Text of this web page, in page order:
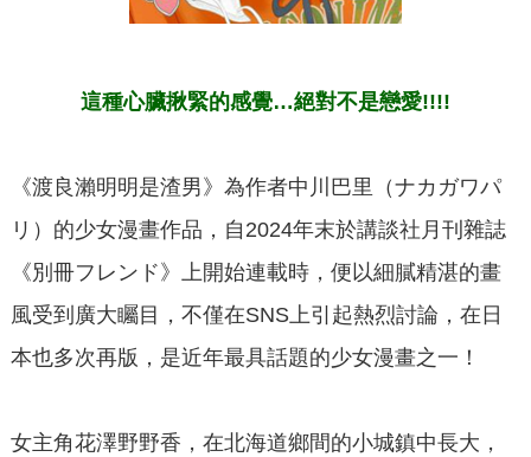
這種心臟揪緊的感覺…絕對不是戀愛!!!!
《渡良瀨明明是渣男》為作者中川巴里（ナカガワパ
リ）的少女漫畫作品，自2024年末於講談社月刊雜誌
《別冊フレンド》上開始連載時，便以細膩精湛的畫
風受到廣大矚目，不僅在SNS上引起熱烈討論，在日
本也多次再版，是近年最具話題的少女漫畫之一！
女主角花澤野野香，在北海道鄉間的小城鎮中長大，